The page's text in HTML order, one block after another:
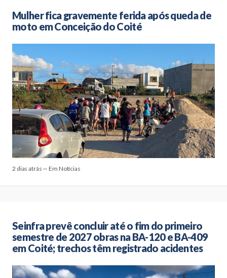
Mulher fica gravemente ferida após queda de
moto em Conceição do Coité
2 dias atrás — Em Notícias
Seinfra prevê concluir até o fim do primeiro
semestre de 2027 obras na BA-120 e BA-409
em Coité; trechos têm registrado acidentes